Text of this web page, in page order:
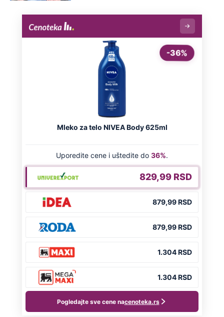
Kako žive najbogatije sestre u Srbiji?
Otac im otkrio Breda Pita, jedna
smuvala bivšeg Karleuše, druga
milijardera
ćerkom napustio državu: Ne odvaja se
Evo gde Jelisaveta Orašanin i Pavle
Mensur provode vreme do zore:
Preporučeno